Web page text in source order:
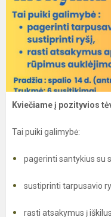
Kviečiame į pozityvios
Tai puiki galimybė:
pagerinti santykius su
sustiprinti tarpusavio
rasti atsakymus į